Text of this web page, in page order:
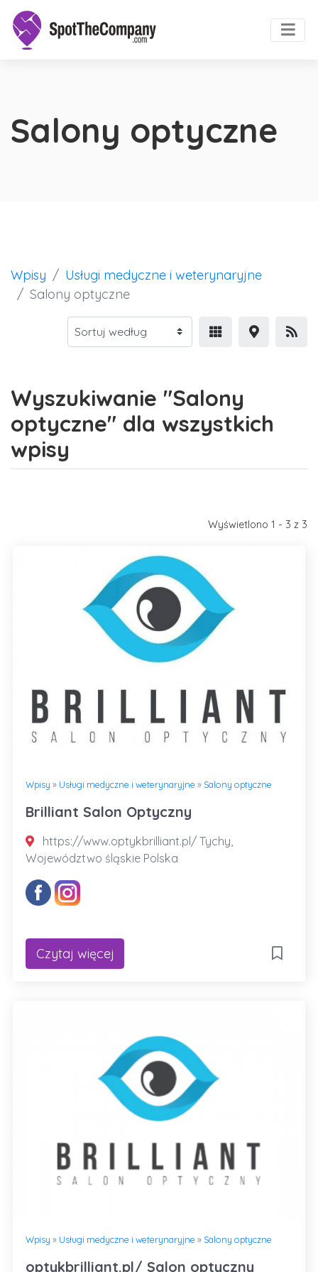
Salony optyczne
Wpisy
Usługi medyczne i weterynaryjne
Salony optyczne
Wyszukiwanie "Salony
optyczne" dla wszystkich
wpisy
Wyświetlono 1 - 3 z 3
Wpisy » Usługi medyczne i weterynaryjne » Salony optyczne
Brilliant Salon Optyczny
https://www.optykbrilliant.pl/ Tychy,
Województwo śląskie Polska
Czytaj więcej
Wpisy » Usługi medyczne i weterynaryjne » Salony optyczne
optykbrilliant.pl/ Salon optyczny